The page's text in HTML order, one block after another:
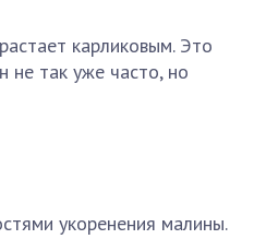
карликовым. Это
не так уже часто, но
укоренения малины.